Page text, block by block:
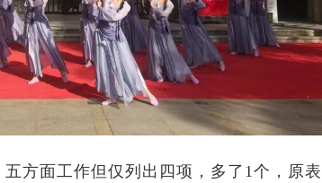
方面工作但仅列出四项，多了1个，原